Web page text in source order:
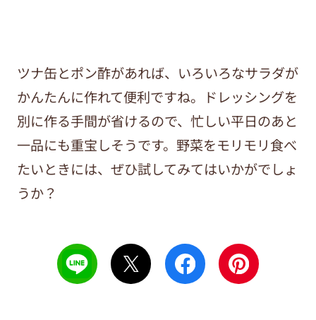
ツナ缶とポン酢があれば、いろいろなサラダが
かんたんに作れて便利ですね。ドレッシングを
別に作る手間が省けるので、忙しい平日のあと
一品にも重宝しそうです。野菜をモリモリ食べ
たいときには、ぜひ試してみてはいかがでしょ
うか？